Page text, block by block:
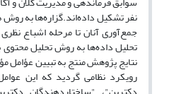
نفر تشکیل داده‌اند.گزاره‌ها به
جمع‌آوری آنان تا مرحله اشباع
نتایج پژوهش منتج به تبیین عؤامل
رویکرد نظامی گردید که این